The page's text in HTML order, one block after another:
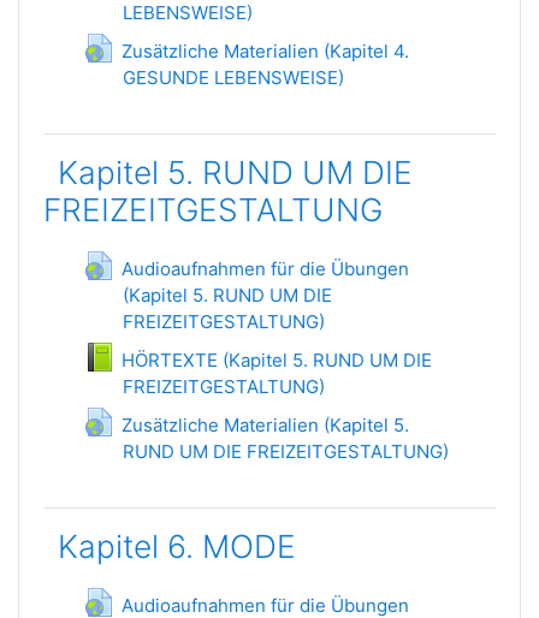
LEBENSWEISE)
Книга
Zusätzliche Materialien (Kapitel 4.
GESUNDE LEBENSWEISE)Гиперссылка
Kapitel 5. RUND UM DIE
FREIZEITGESTALTUNG
Audioaufnahmen für die Übungen
(Kapitel 5. RUND UM DIE
FREIZEITGESTALTUNG)Гиперссылка
HÖRTEXTE (Kapitel 5. RUND UM DIE
FREIZEITGESTALTUNG)
Книга
Zusätzliche Materialien (Kapitel 5.
RUND UM DIE FREIZEITGESTALTUNG)Гиперссылка
Kapitel 6. MODE
Audioaufnahmen für die Übungen